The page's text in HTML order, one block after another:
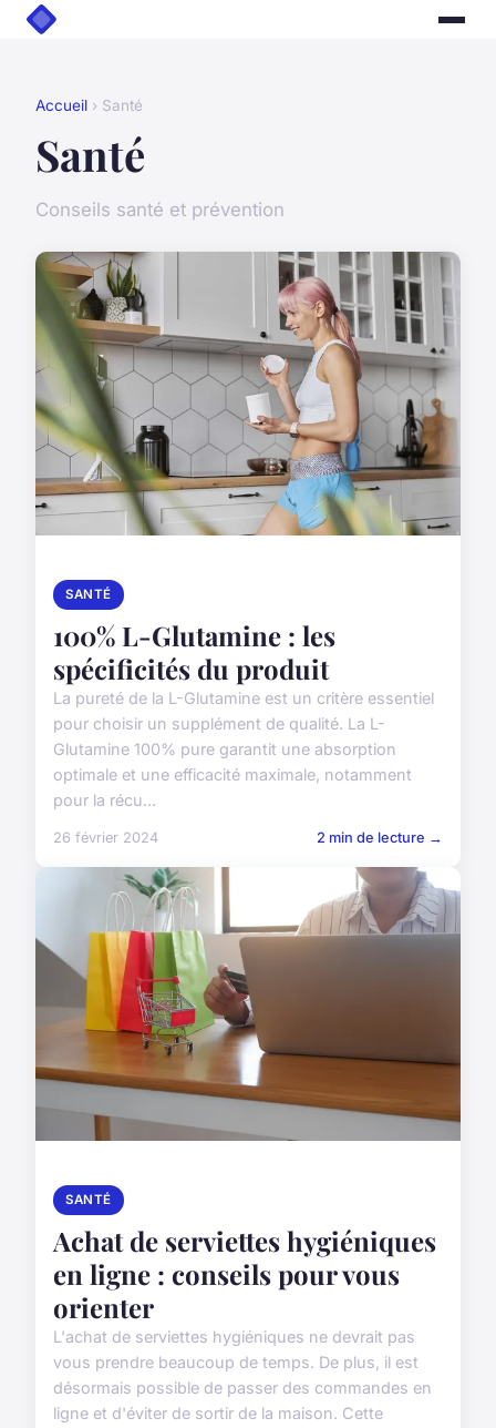
Accueil › Santé
Santé
Conseils santé et prévention
SANTÉ
100% L-Glutamine : les
spécificités du produit
La pureté de la L-Glutamine est un critère essentiel
pour choisir un supplément de qualité. La L-
Glutamine 100% pure garantit une absorption
optimale et une efficacité maximale, notamment
pour la récu...
26 février 2024 2 min de lecture →
SANTÉ
Achat de serviettes hygiéniques
en ligne : conseils pour vous
orienter
L'achat de serviettes hygiéniques ne devrait pas
vous prendre beaucoup de temps. De plus, il est
désormais possible de passer des commandes en
ligne et d'éviter de sortir de la maison. Cette